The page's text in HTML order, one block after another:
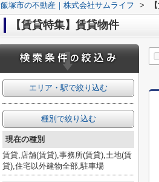
飯塚市の不動産｜株式会社サムライフ >
【賃貸特集】賃貸物件
エリア・駅で絞り込む
種別で絞り込む
現在の種別
賃貸,店舗(賃貸),事務所(賃貸),土地(賃
貸),住宅以外建物全部,駐車場